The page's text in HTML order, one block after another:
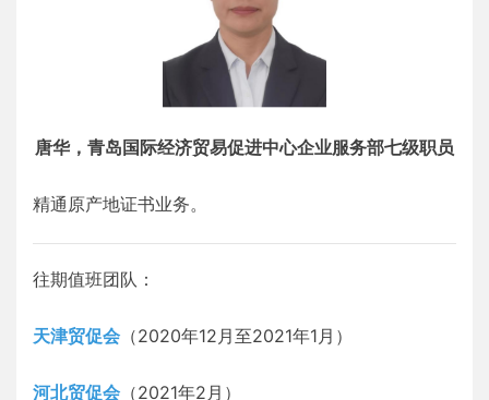
唐华，青岛国际经济贸易促进中心企业服务部七级职员
精通原产地证书业务。
往期值班团队：
天津贸促会 （2020年12月至2021年1月）
河北贸促会 （2021年2月）